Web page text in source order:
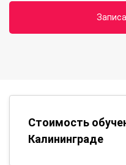
Стоимость
Калининграде